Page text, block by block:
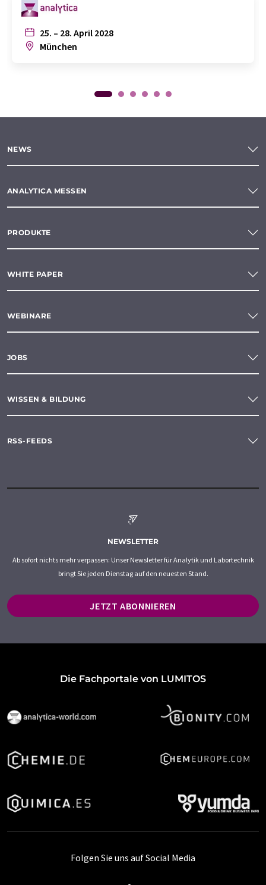
25. – 28. April 2028
München
NEWS
ANALYTICA MESSEN
PRODUKTE
WHITE PAPER
WEBINARE
JOBS
WISSEN & BILDUNG
RSS-FEEDS
NEWSLETTER
Ab sofort nichts mehr verpassen: Unser Newsletter für Analytik und Labortechnik
bringt Sie jeden Dienstag auf den neuesten Stand.
JETZT ABONNIEREN
Die Fachportale von LUMITOS
Folgen Sie uns auf Social Media